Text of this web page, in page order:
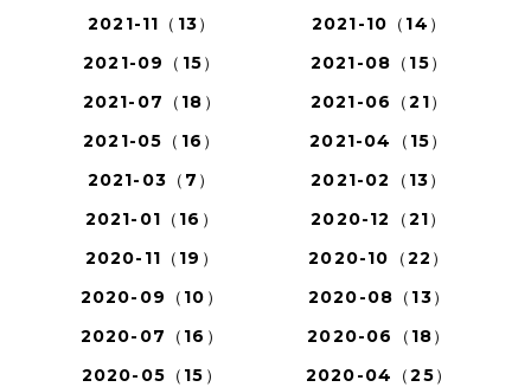
2021-11（13）
2021-10（14）
2021-09（15）
2021-08（15）
2021-07（18）
2021-06（21）
2021-05（16）
2021-04（15）
2021-03（7）
2021-02（13）
2021-01（16）
2020-12（21）
2020-11（19）
2020-10（22）
2020-09（10）
2020-08（13）
2020-07（16）
2020-06（18）
2020-05（15）
2020-04（25）